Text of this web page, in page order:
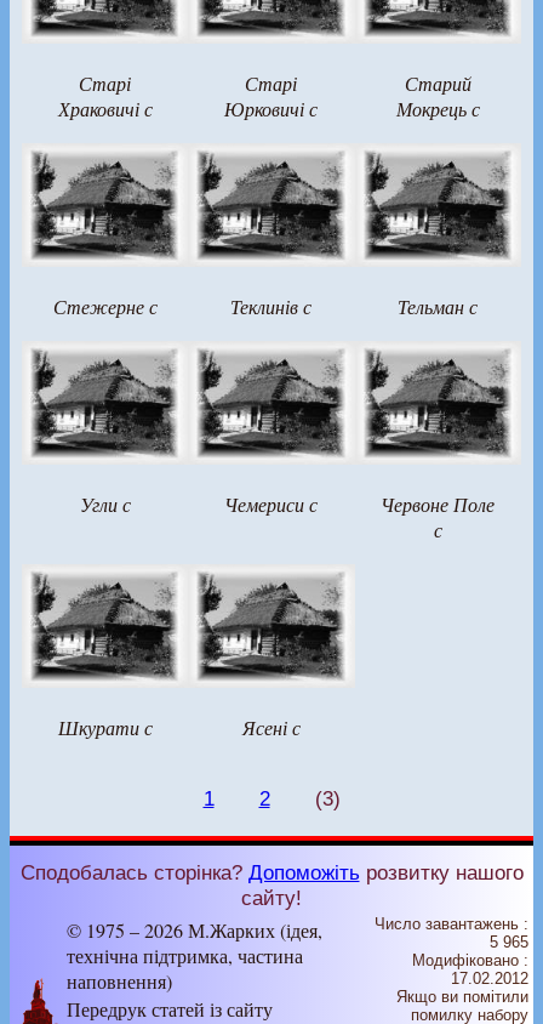
Старі
Храковичі с
Старі
Юрковичі с
Старий
Мокрець с
Стежерне с Теклинів с Тельман с
Угли с Чемериси с
Червоне Поле
с
Шкурати с Ясені с
1 2 (3)
Сподобалась сторінка? Допоможітьрозвитку нашого
сайту!
© 1975 – 2026 М.Жарких (ідея,
технічна підтримка, частина
наповнення)
Передрук статей із сайту
Число завантажень :
5 965
Модифіковано :
17.02.2012
Якщо ви помітили
помилку набору